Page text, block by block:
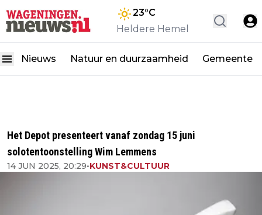
23°C
Heldere Hemel
Nieuws Natuur en duurzaamheid Gemeente
Het Depot presenteert vanaf zondag 15 juni
solotentoonstelling Wim Lemmens
14 JUN 2025, 20:29•KUNST&CULTUUR